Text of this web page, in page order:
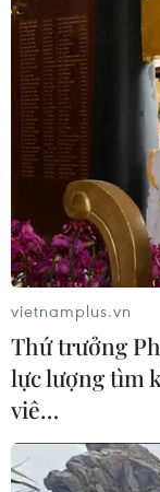
vietnamplus.vn
Thứ trưởng
lực lượng tìm
viê…